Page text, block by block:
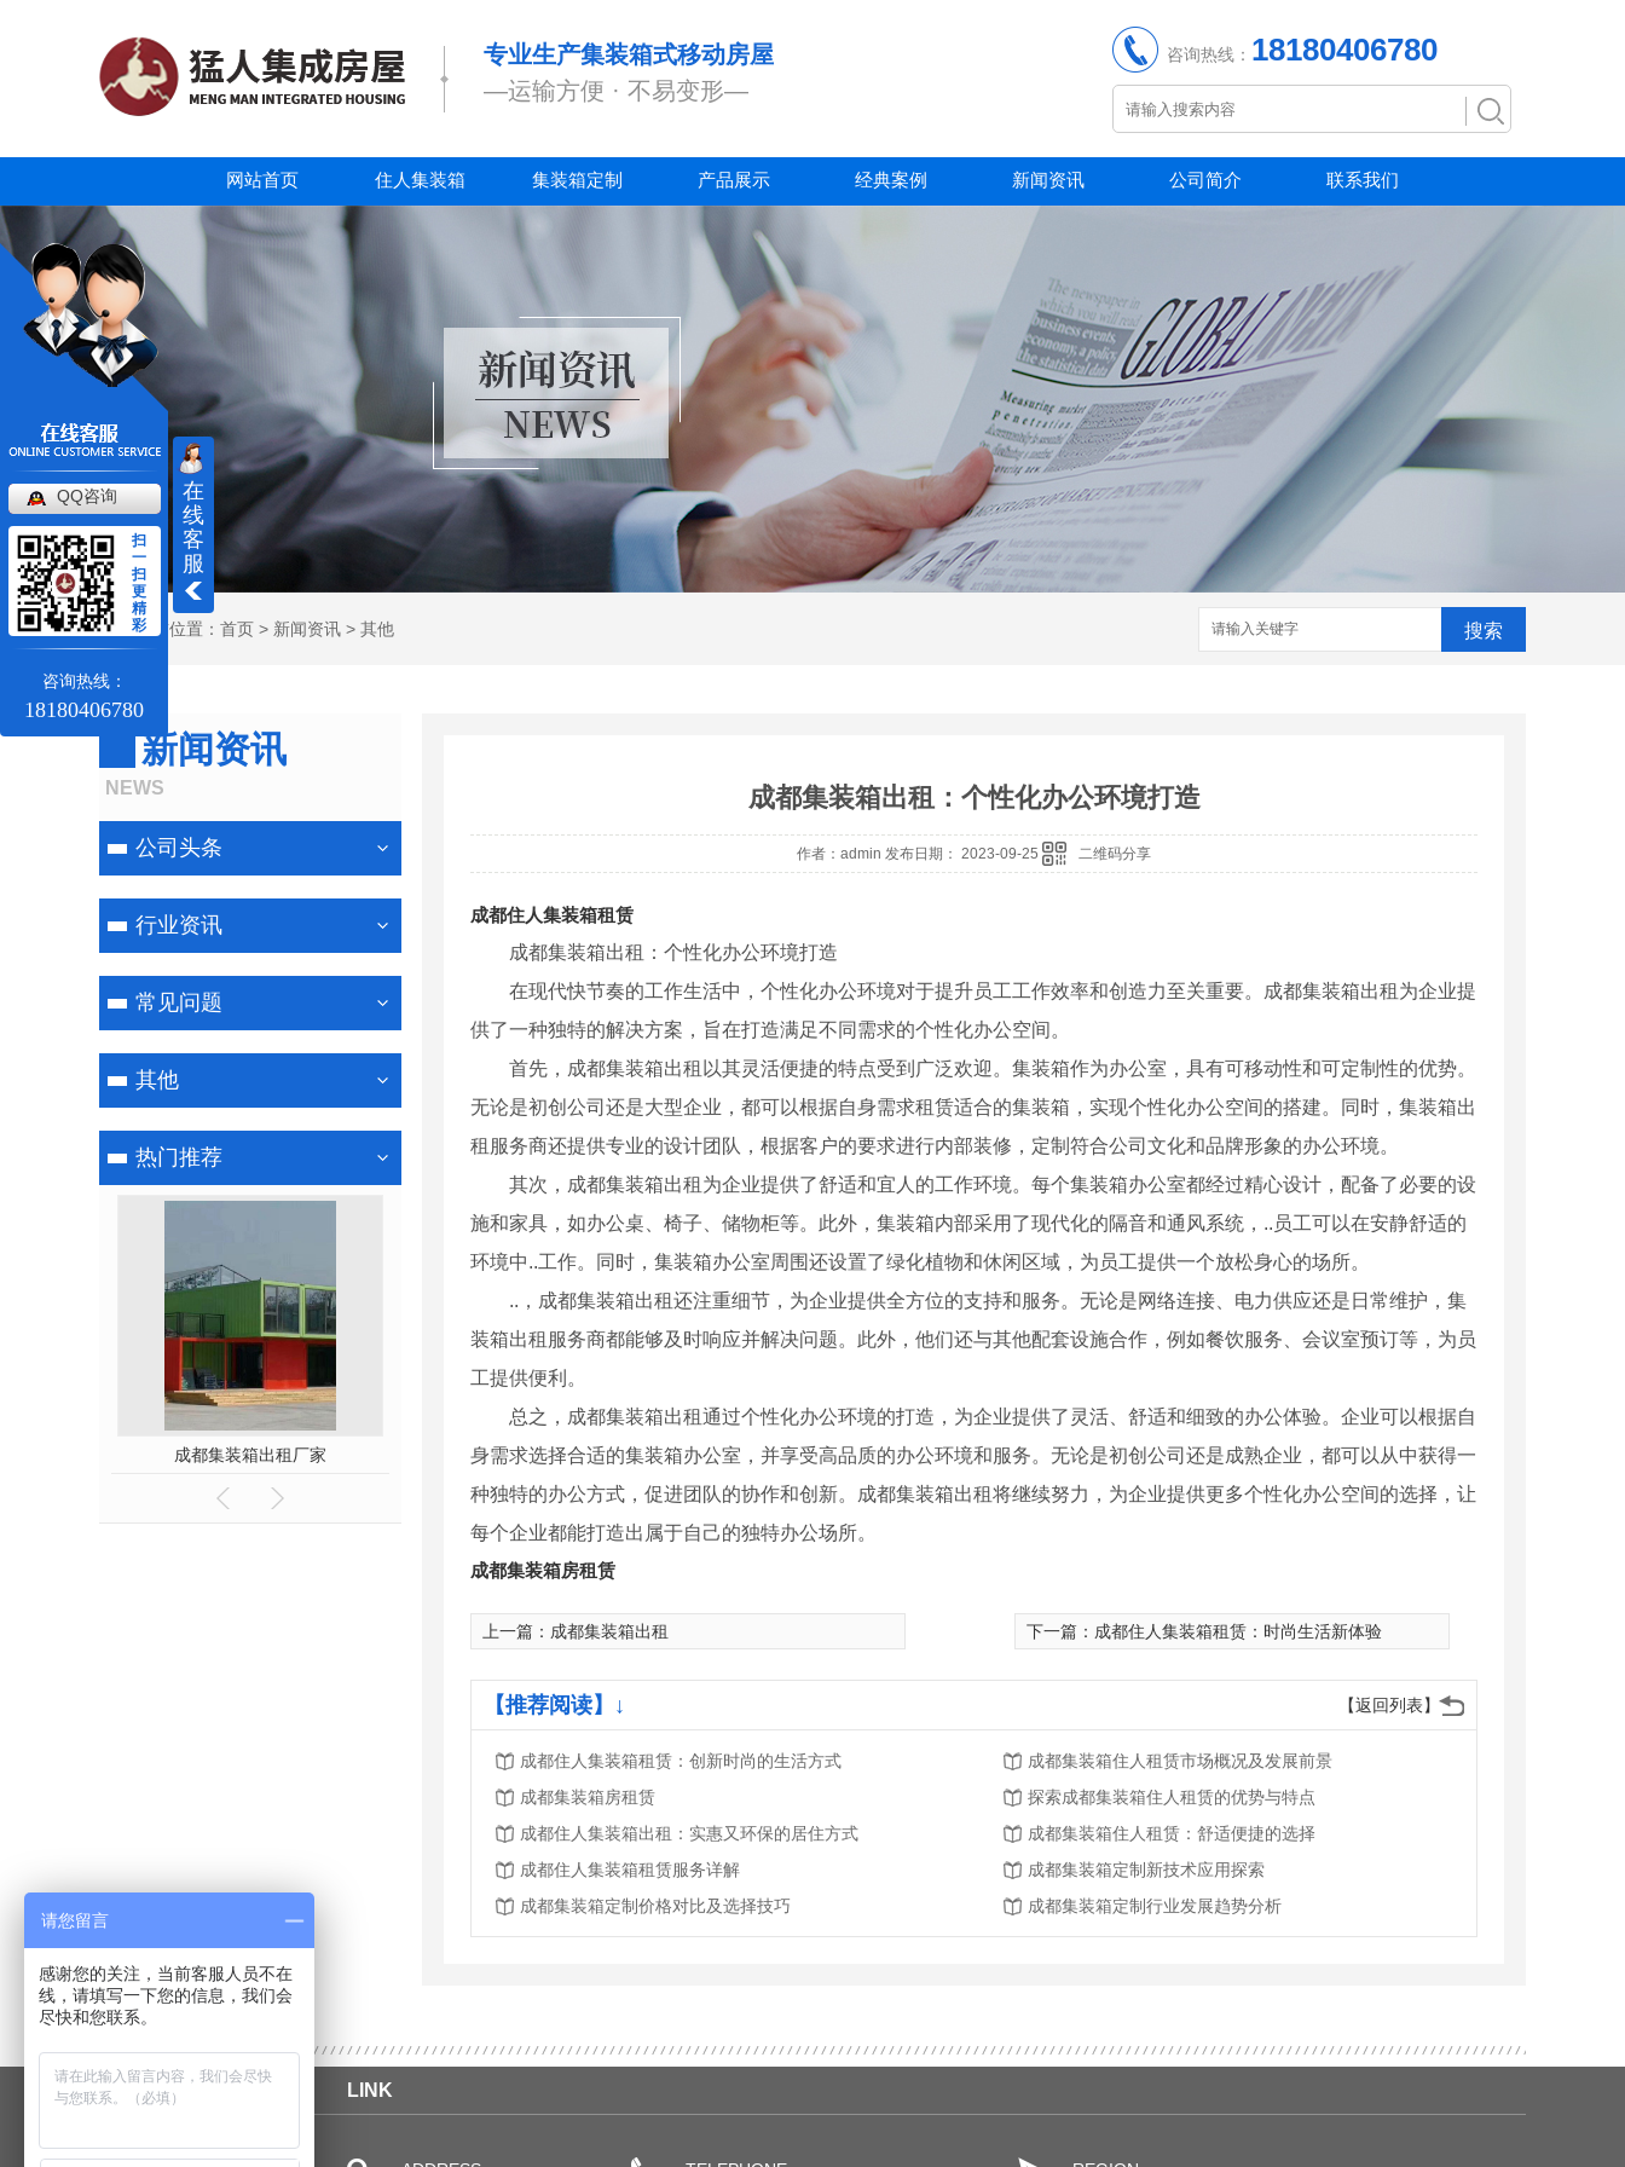
专业生产集装箱式移动房屋
—运输方便 · 不易变形—
咨询热线： 18180406780
网站首页 住人集装箱 集装箱定制 产品展示 经典案例 新闻资讯 公司简介 联系我们
当前位置： 首页 > 新闻资讯 > 其他 搜索
新闻资讯
NEWS
公司头条
行业资讯
常见问题
其他
热门推荐
成都集装箱出租厂家
成都集装箱出租：个性化办公环境打造
作者：admin 发布日期： 2023-09-25 二维码分享
成都住人集装箱租赁
成都集装箱出租：个性化办公环境打造
在现代快节奏的工作生活中，个性化办公环境对于提升员工工作效率和创造力至关重要。成都集装箱出租为企业提
供了一种独特的解决方案，旨在打造满足不同需求的个性化办公空间。
首先，成都集装箱出租以其灵活便捷的特点受到广泛欢迎。集装箱作为办公室，具有可移动性和可定制性的优势。
无论是初创公司还是大型企业，都可以根据自身需求租赁适合的集装箱，实现个性化办公空间的搭建。同时，集装箱出
租服务商还提供专业的设计团队，根据客户的要求进行内部装修，定制符合公司文化和品牌形象的办公环境。
其次，成都集装箱出租为企业提供了舒适和宜人的工作环境。每个集装箱办公室都经过精心设计，配备了必要的设
施和家具，如办公桌、椅子、储物柜等。此外，集装箱内部采用了现代化的隔音和通风系统，..员工可以在安静舒适的
环境中..工作。同时，集装箱办公室周围还设置了绿化植物和休闲区域，为员工提供一个放松身心的场所。
..，成都集装箱出租还注重细节，为企业提供全方位的支持和服务。无论是网络连接、电力供应还是日常维护，集
装箱出租服务商都能够及时响应并解决问题。此外，他们还与其他配套设施合作，例如餐饮服务、会议室预订等，为员
工提供便利。
总之，成都集装箱出租通过个性化办公环境的打造，为企业提供了灵活、舒适和细致的办公体验。企业可以根据自
身需求选择合适的集装箱办公室，并享受高品质的办公环境和服务。无论是初创公司还是成熟企业，都可以从中获得一
种独特的办公方式，促进团队的协作和创新。成都集装箱出租将继续努力，为企业提供更多个性化办公空间的选择，让
每个企业都能打造出属于自己的独特办公场所。
成都集装箱房租赁
上一篇： 成都集装箱出租 下一篇： 成都住人集装箱租赁：时尚生活新体验
【返回列表】
【推荐阅读】↓
成都住人集装箱租赁：创新时尚的生活方式
成都集装箱住人租赁市场概况及发展前景
成都集装箱房租赁
探索成都集装箱住人租赁的优势与特点
成都住人集装箱出租：实惠又环保的居住方式
成都集装箱住人租赁：舒适便捷的选择
成都住人集装箱租赁服务详解
成都集装箱定制新技术应用探索
成都集装箱定制价格对比及选择技巧
成都集装箱定制行业发展趋势分析
LINK
在
线
客
服
QQ咨询
扫
一
扫
更
精
彩
咨询热线：
18180406780
请您留言
感谢您的关注，当前客服人员不在
线，请填写一下您的信息，我们会
尽快和您联系。